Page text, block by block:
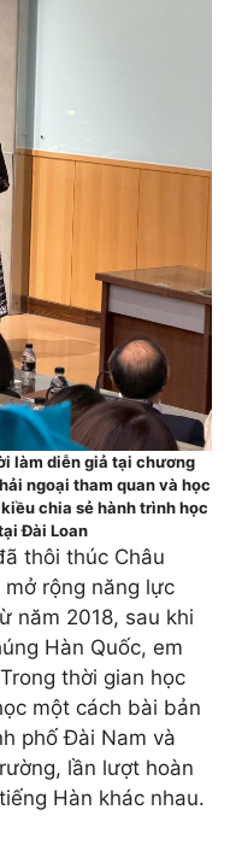
làm diễn giả tại chương
ngoại tham quan và học
chia sẻ hành trình học
Đài Loan
thôi thúc Châu
rộng năng lực
năm 2018, sau khi
Hàn Quốc, em
thời gian học
một cách bài bản
phố Đài Nam và
lần lượt hoàn
Hàn khác nhau.